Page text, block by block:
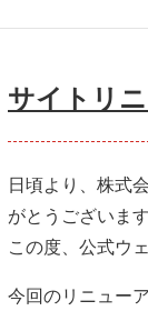
サイトリ
日頃より、株式
がとうございます
この度、公式ウ
今回のリニュー